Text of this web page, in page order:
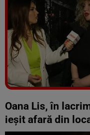
Oana Lis, în
ieșit afară din